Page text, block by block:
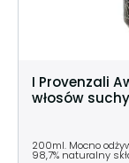
I Provenzali
włosów
200ml. Mocno
98,7% naturalny